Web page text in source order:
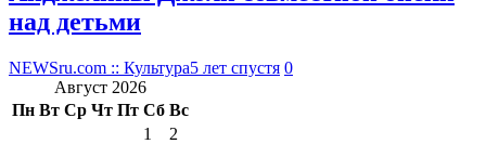
над детьми
NEWSru.com :: Культура5 лет спустя 0
Август 2026
Пн Вт Ср Чт Пт Сб Вс
1
2